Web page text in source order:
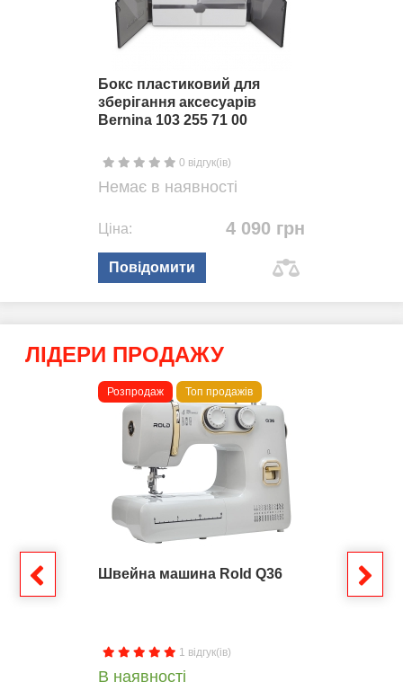
Бокс пластиковий для
зберігання аксесуарів
Bernina 103 255 71 00
0 відгук(ів)
Немає в наявності
Ціна: 4 090 грн
Повідомити
ЛІДЕРИ ПРОДАЖУ
Розпродаж Топ продажів
Швейна машина Rold Q36
1 відгук(ів)
В наявності